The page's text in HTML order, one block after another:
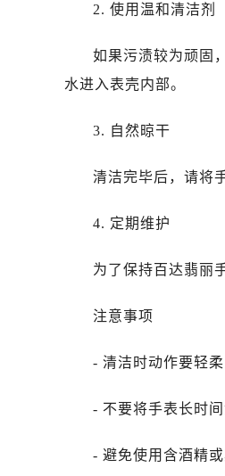
贵阳市
石家庄
西安市
唐山市
黑龙江
黑龙江
黑龙江
吉林省
2. 使用温和清洁剂
如果污渍较为顽固
水进入表壳内部。
3. 自然晾干
清洁完毕后，请将
4. 定期维护
为了保持百达翡丽
注意事项
- 清洁时动作要轻
- 不要将手表长时间
- 避免使用含酒精